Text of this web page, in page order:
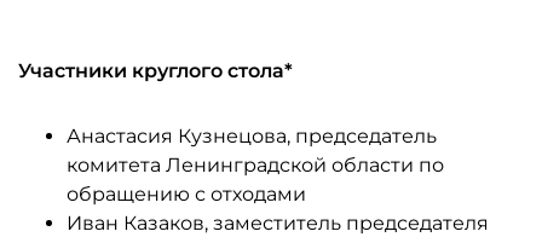
Участники круглого стола*
Анастасия Кузнецова, председатель
комитета Ленинградской области по
обращению с отходами
Иван Казаков, заместитель председателя